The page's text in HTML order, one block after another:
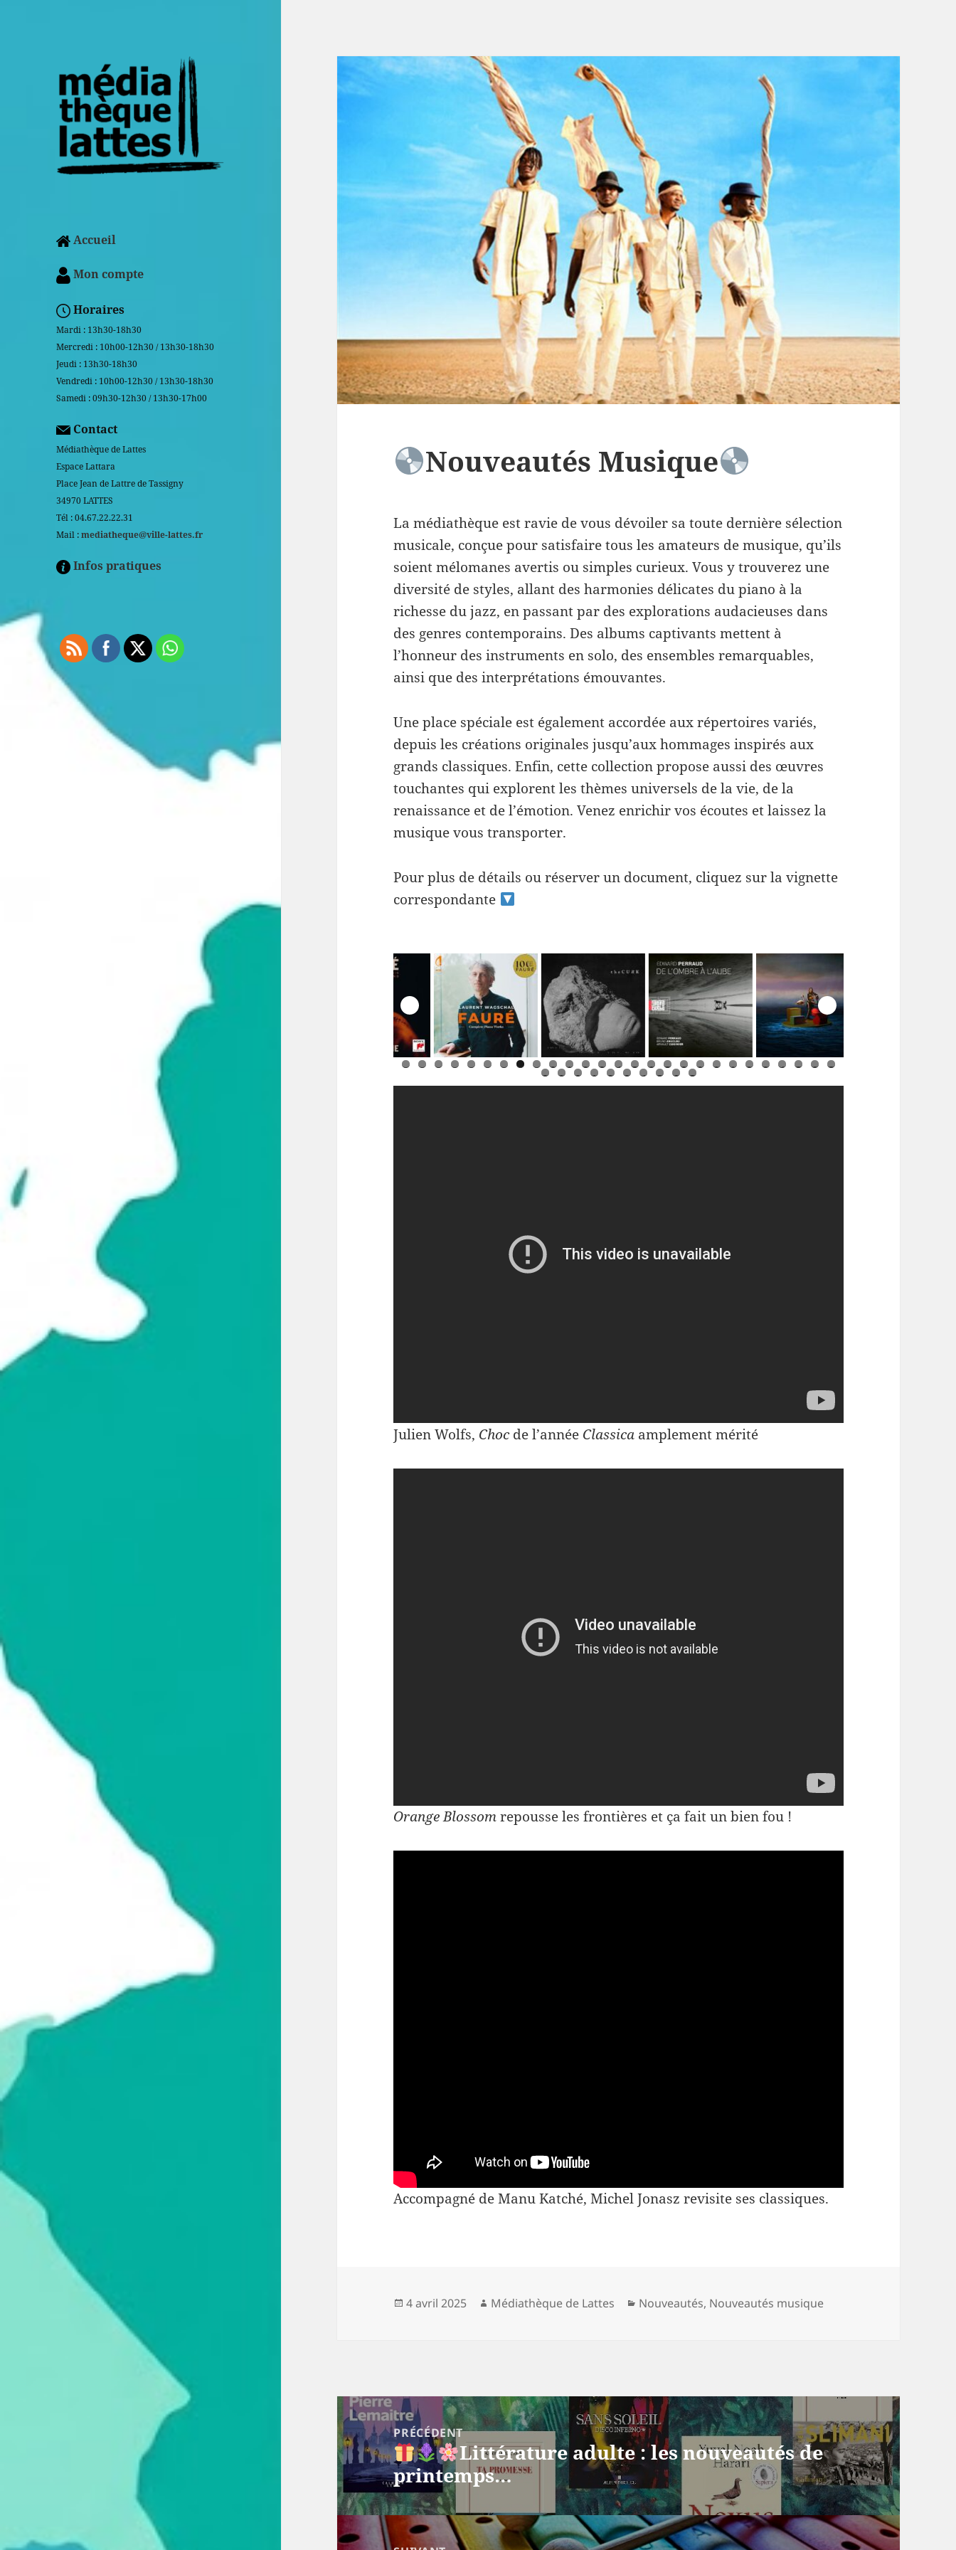
Accueil
Mon compte
Horaires
Mardi : 13h30-18h30
Mercredi : 10h00-12h30 / 13h30-18h30
Jeudi : 13h30-18h30
Vendredi : 10h00-12h30 / 13h30-18h30
Samedi : 09h30-12h30 / 13h30-17h00
Contact
Médiathèque de Lattes
Espace Lattara
Place Jean de Lattre de Tassigny
34970 LATTES
Tél : 04.67.22.22.31
Mail :mediatheque@ville-lattes.fr
Infos pratiques
Nouveautés Musique
La médiathèque est ravie de vous dévoiler sa toute dernière sélection
musicale, conçue pour satisfaire tous les amateurs de musique, qu’ils
soient mélomanes avertis ou simples curieux. Vous y trouverez une
diversité de styles, allant des harmonies délicates du piano à la
richesse du jazz, en passant par des explorations audacieuses dans
des genres contemporains. Des albums captivants mettent à
l’honneur des instruments en solo, des ensembles remarquables,
ainsi que des interprétations émouvantes.
Une place spéciale est également accordée aux répertoires variés,
depuis les créations originales jusqu’aux hommages inspirés aux
grands classiques. Enfin, cette collection propose aussi des œuvres
touchantes qui explorent les thèmes universels de la vie, de la
renaissance et de l’émotion. Venez enrichir vos écoutes et laissez la
musique vous transporter.
Pour plus de détails ou réserver un document, cliquez sur la vignette
correspondante
0 1 2 3 4 5 6 7 8 9 0 1 2 3 4 5 6 7
8 9 0 1 2 3 4 5 6 7
Julien Wolfs, Chocde l’année Classica amplement mérité
Orange Blossomrepousse les frontières et ça fait un bien fou !
Accompagné de Manu Katché, Michel Jonasz revisite ses classiques.
Publié
4 avril 2025 Auteur
Médiathèque de Lattes Catégories
Nouveautés, Nouveautés musique
Navigation
de
l’article
PRÉCÉDENT
Article
précédent :
Littérature adulte : les nouveautés de
printemps…